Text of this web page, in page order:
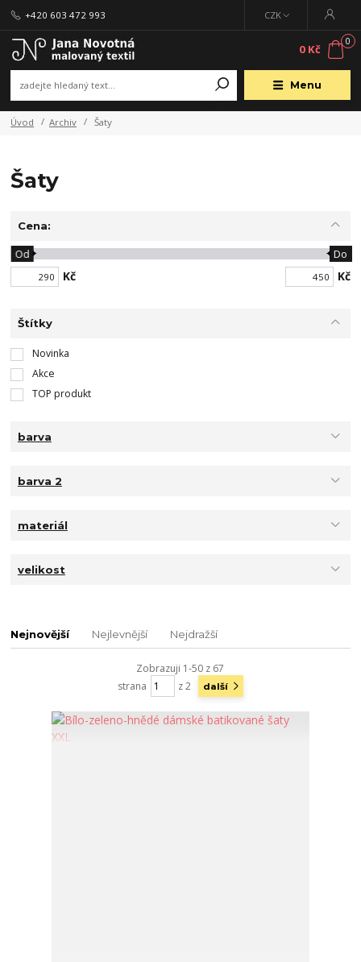
Menu
CZK
+420 603 472 993
0
0 Kč
Úvod Archiv Šaty
Šaty
Cena:
Kč
Od Do
Kč
Štítky
Novinka
Akce
TOP produkt
barva
barva 2
materiál
velikost
Nejnovější Nejlevnější Nejdražší
Zobrazuji 1-50 z 67
strana
z 2 další